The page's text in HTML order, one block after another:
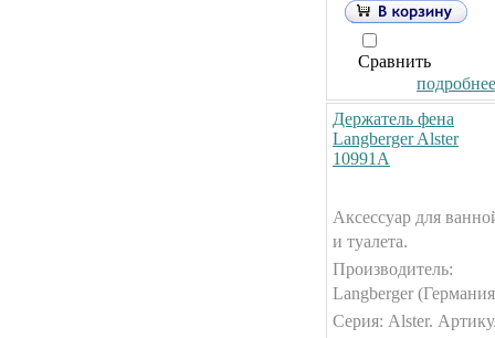
Сравнить
Держатель фена
Langberger Alster
10991А
Аксессуар для
и туалета.
Производитель:
Langberger
Серия: Alster.